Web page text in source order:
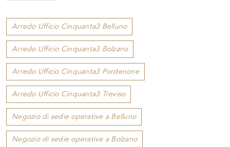
Arredo Ufficio Cinquanta3 Belluno
Arredo Ufficio Cinquanta3 Bolzano
Arredo Ufficio Cinquanta3 Pordenone
Arredo Ufficio Cinquanta3 Treviso
Negozio di sedie operative a Belluno
Negozio di sedie operative a Bolzano